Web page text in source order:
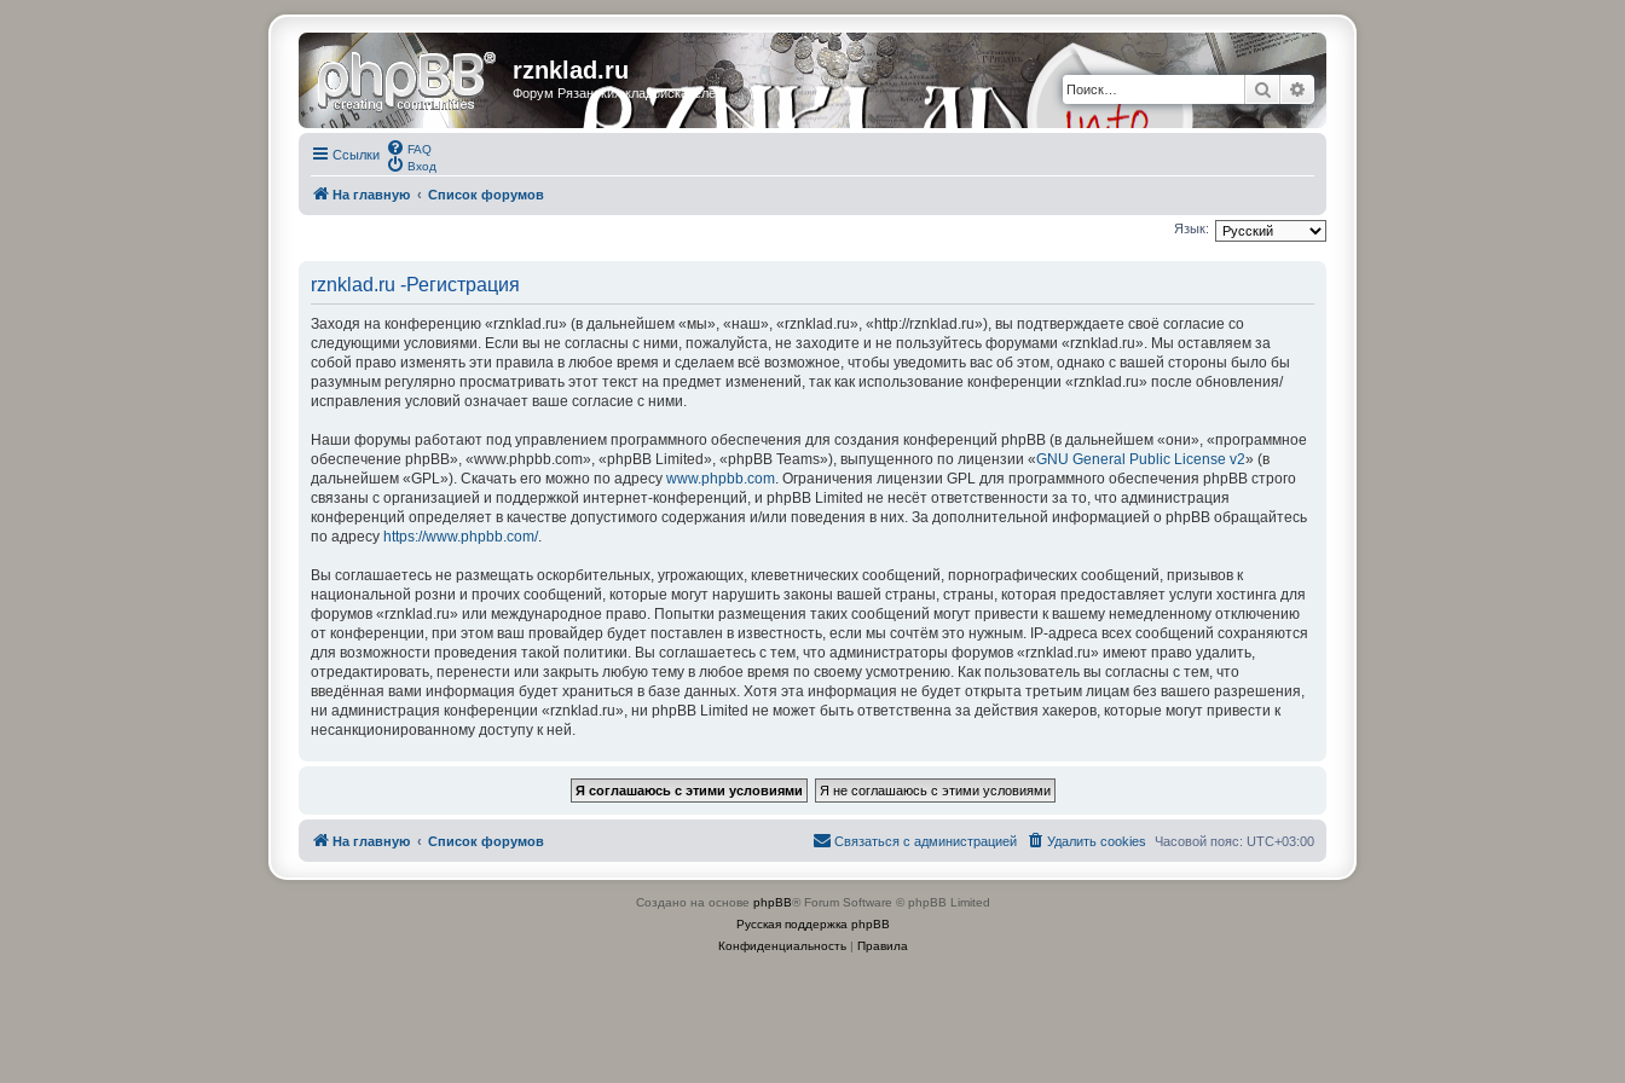
rznklad.ru
Форум Рязанских кладоискателей ПоискРасширенный поиск
Ссылки
FAQ
Вход
На главную Список форумов
Язык:
rznklad.ru -Регистрация
Заходя на конференцию «rznklad.ru» (в дальнейшем «мы», «наш», «rznklad.ru», «http://rznklad.ru»), вы подтверждаете своё согласие со
следующими условиями. Если вы не согласны с ними, пожалуйста, не заходите и не пользуйтесь форумами «rznklad.ru». Мы оставляем за
собой право изменять эти правила в любое время и сделаем всё возможное, чтобы уведомить вас об этом, однако с вашей стороны было бы
разумным регулярно просматривать этот текст на предмет изменений, так как использование конференции «rznklad.ru» после обновления/
исправления условий означает ваше согласие с ними.
Наши форумы работают под управлением программного обеспечения для создания конференций phpBB (в дальнейшем «они», «программное
обеспечение phpBB», «www.phpbb.com», «phpBB Limited», «phpBB Teams»), выпущенного по лицензии «GNU General Public License v2» (в
дальнейшем «GPL»). Скачать его можно по адресу www.phpbb.com. Ограничения лицензии GPL для программного обеспечения phpBB строго
связаны с организацией и поддержкой интернет-конференций, и phpBB Limited не несёт ответственности за то, что администрация
конференций определяет в качестве допустимого содержания и/или поведения в них. За дополнительной информацией о phpBB обращайтесь
по адресу https://www.phpbb.com/.
Вы соглашаетесь не размещать оскорбительных, угрожающих, клеветнических сообщений, порнографических сообщений, призывов к
национальной розни и прочих сообщений, которые могут нарушить законы вашей страны, страны, которая предоставляет услуги хостинга для
форумов «rznklad.ru» или международное право. Попытки размещения таких сообщений могут привести к вашему немедленному отключению
от конференции, при этом ваш провайдер будет поставлен в известность, если мы сочтём это нужным. IP-адреса всех сообщений сохраняются
для возможности проведения такой политики. Вы соглашаетесь с тем, что администраторы форумов «rznklad.ru» имеют право удалить,
отредактировать, перенести или закрыть любую тему в любое время по своему усмотрению. Как пользователь вы согласны с тем, что
введённая вами информация будет храниться в базе данных. Хотя эта информация не будет открыта третьим лицам без вашего разрешения,
ни администрация конференции «rznklad.ru», ни phpBB Limited не может быть ответственна за действия хакеров, которые могут привести к
несанкционированному доступу к ней.
На главную Список форумов Часовой пояс: UTC+03:00
Удалить cookies
Связаться с администрацией
Создано на основе phpBB® Forum Software © phpBB Limited
Русская поддержка phpBB
Конфиденциальность| Правила